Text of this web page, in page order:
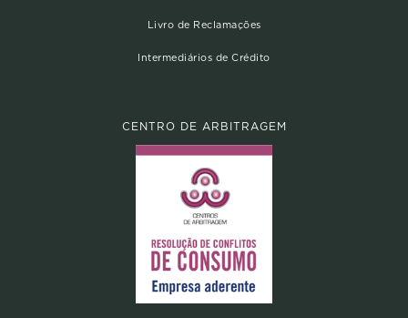
Livro de Reclamações
Intermediários de Crédito
CENTRO DE ARBITRAGEM